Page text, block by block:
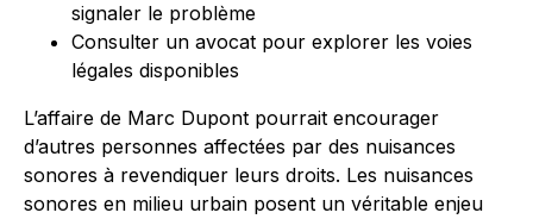
signaler le problème
Consulter un avocat pour explorer les voies
légales disponibles
L’affaire de Marc Dupont pourrait encourager
d’autres personnes affectées par des nuisances
sonores à revendiquer leurs droits. Les nuisances
sonores en milieu urbain posent un véritable enjeu